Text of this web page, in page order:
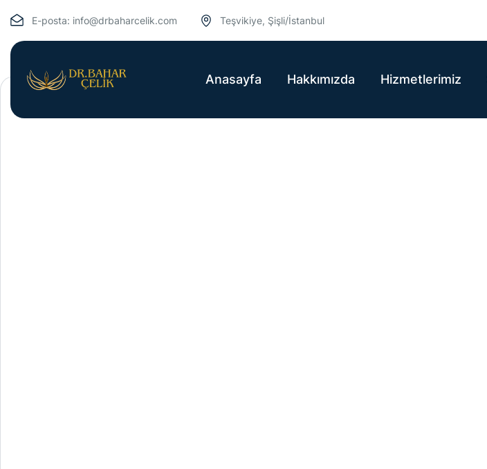
E-posta: info@drbaharcelik.com Teşvikiye, Şişli/İstanbul
Anasayfa Hakkımızda Hizmetlerimiz